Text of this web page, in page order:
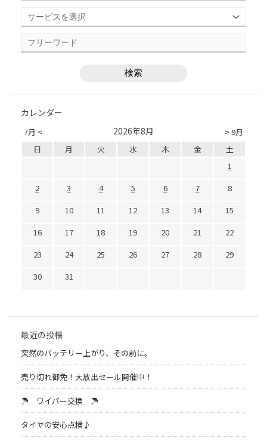
カレンダー
7月 < > 9月
2026年8月
日 月 火 水 木 金
土
1
2
3 4 5 6 7
8
9
10 11 12 13 14
15
16
17 18 19 20 21
22
23
24 25 26 27 28
29
30
31
最近の投稿
突然のバッテリー上がり、その前に。
売り切れ御免！大放出セール開催中！
☂ ワイパー交換 ☂
タイヤの安心点検♪